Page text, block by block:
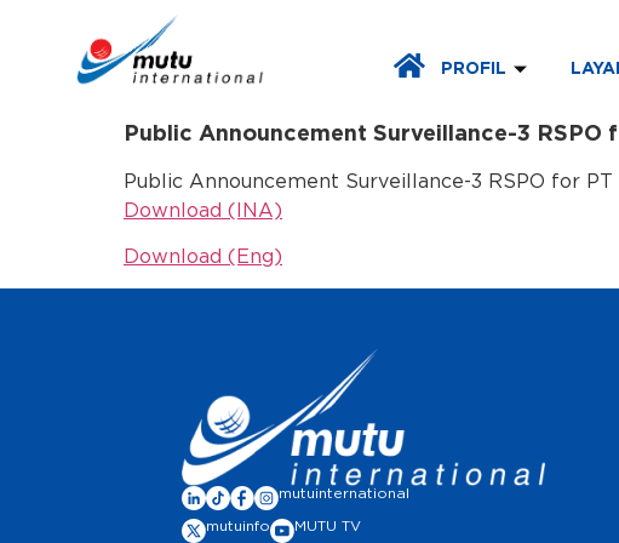
PROFIL
Public Announcement Surveillance-3 RSPO
Public Announcement Surveillance-3 RSPO for
Download (INA)
Download (Eng)
mutuinternational
mutuinfo MUTU TV